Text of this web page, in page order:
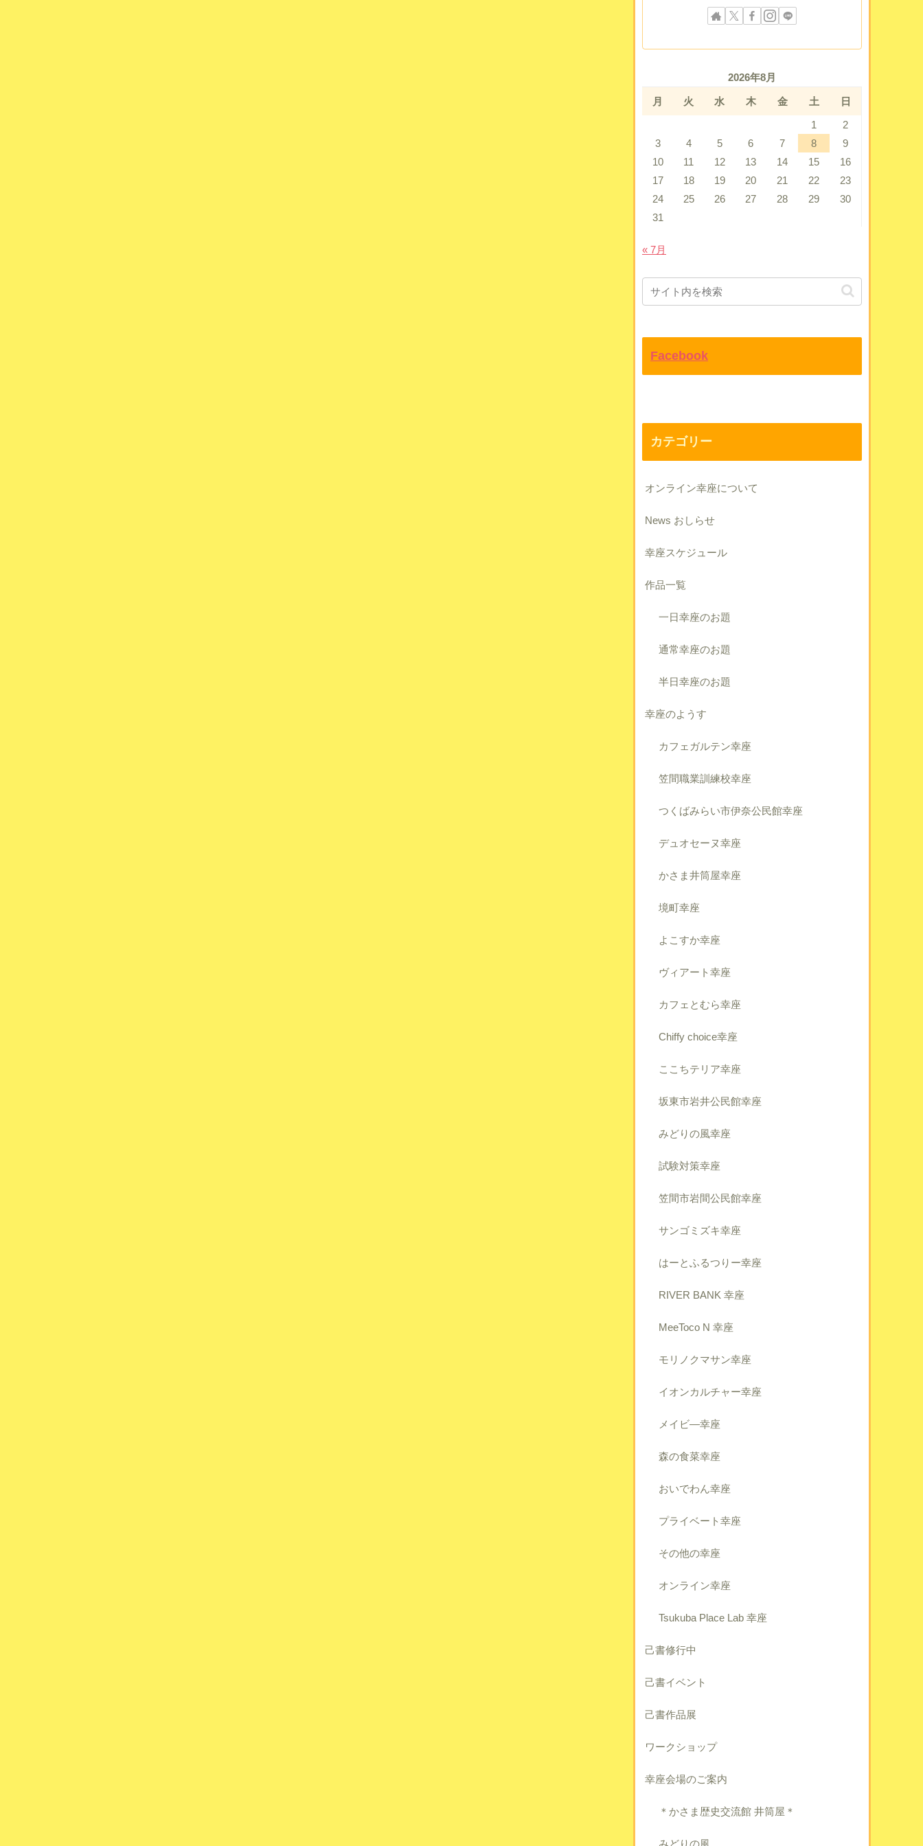
2026年8月
月 火 水 木 金 土
日
1
2
3
4 5 6 7 8
9
10
11 12 13 14 15
16
17
18 19 20 21 22
23
24
25 26 27 28 29
30
31
« 7月
Facebook
カテゴリー
オンライン幸座について
News おしらせ
幸座スケジュール
作品一覧
一日幸座のお題
通常幸座のお題
半日幸座のお題
幸座のようす
カフェガルテン幸座
笠間職業訓練校幸座
つくばみらい市伊奈公民館幸座
デュオセーヌ幸座
かさま井筒屋幸座
境町幸座
よこすか幸座
ヴィアート幸座
カフェとむら幸座
Chiffy choice幸座
ここちテリア幸座
坂東市岩井公民館幸座
みどりの風幸座
試験対策幸座
笠間市岩間公民館幸座
サンゴミズキ幸座
はーとふるつりー幸座
RIVER BANK 幸座
MeeToco N 幸座
モリノクマサン幸座
イオンカルチャー幸座
メイビ―幸座
森の食菜幸座
おいでわん幸座
プライベート幸座
その他の幸座
オンライン幸座
Tsukuba Place Lab 幸座
己書修行中
己書イベント
己書作品展
ワークショップ
幸座会場のご案内
＊かさま歴史交流館 井筒屋＊
みどりの風